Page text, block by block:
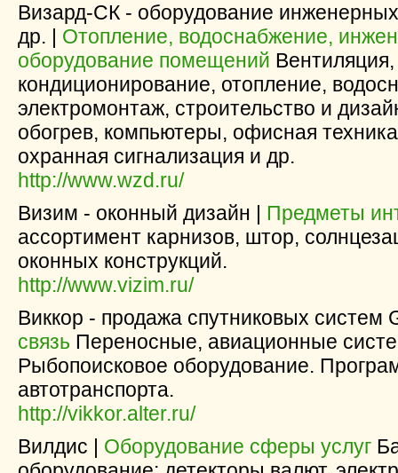
Визард-СК - оборудование
др. | Отопление, водоснабжение,
оборудование помещений Вентиляция,
кондиционирование, отопление,
электромонтаж, строительство и
обогрев, компьютеры, офисная
охранная сигнализация и др.
http://www.wzd.ru/
Визим - оконный дизайн | Предметы
ассортимент карнизов, штор,
оконных конструкций.
http://www.vizim.ru/
Виккор - продажа спутниковых систем
связь Переносные, авиационные
Рыбопоисковое оборудование.
автотранспорта.
http://vikkor.alter.ru/
Вилдис | Оборудование сферы услуг